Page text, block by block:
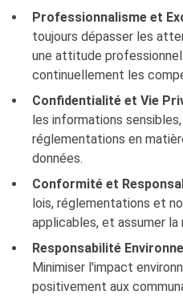
Professionnalisme et
toujours dépasser les
une attitude
continuellement les
Confidentialité et Vie
les informations
réglementations en
données.
Conformité et
lois, réglementations et
applicables, et assumer
Responsabilité
Minimiser l'impact
positivement aux